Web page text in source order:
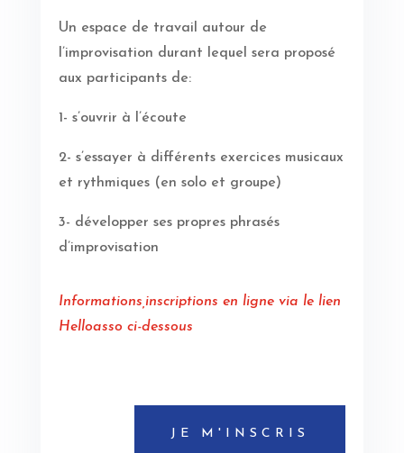
Un espace de travail autour de
l’improvisation durant lequel sera proposé
aux participants de:
1- s’ouvrir à l’écoute
2- s’essayer à différents exercices musicaux
et rythmiques (en solo et groupe)
3- développer ses propres phrasés
d’improvisation
Informations,inscriptions en ligne via le lien
Helloasso ci-dessous
JE M'INSCRIS